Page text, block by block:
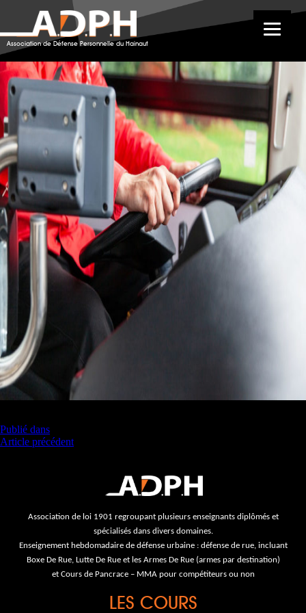
Association de Défense Personnelle du Hainaut
Navigation
de
Publié dans
Article précédent
Association de loi 1901 regroupant plusieurs enseignants diplômés et
spécialisés dans divers domaines.
Enseignement hebdomadaire de défense urbaine : défense de rue, incluant
Boxe De Rue, Lutte De Rue et les Armes De Rue (armes par destination)
et Cours de Pancrace – MMA pour compétiteurs ou non
LES COURS